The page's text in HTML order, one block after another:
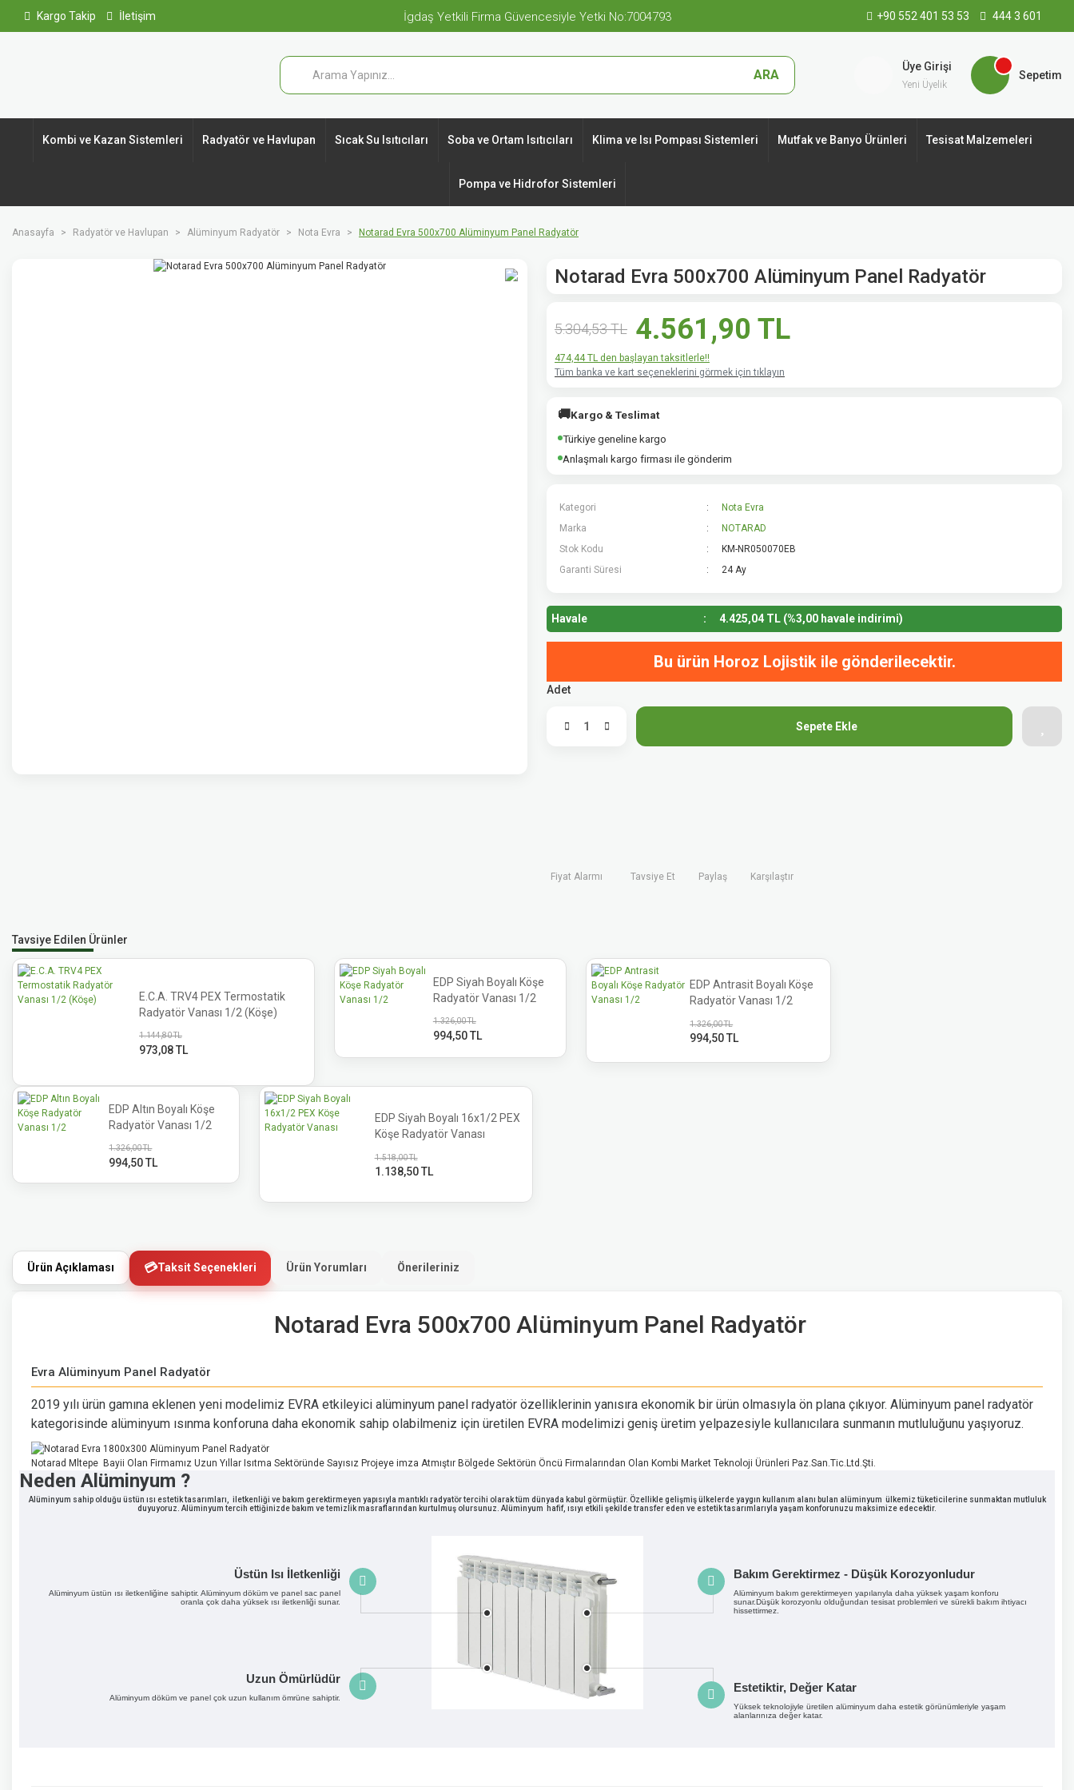
Kargo Takip İletişim İgdaş Yetkili Firma Güvencesiyle Yetki No:7004793 +90 552 401 53 53 444 3 601
ARA
Üye Girişi
Yeni Üyelik
Sepetim
Kombi ve Kazan Sistemleri Radyatör ve Havlupan Sıcak Su Isıtıcıları Soba ve Ortam Isıtıcıları Klima ve Isı Pompası Sistemleri Mutfak ve Banyo Ürünleri Tesisat Malzemeleri
Pompa ve Hidrofor Sistemleri
Anasayfa Radyatör ve Havlupan Alüminyum Radyatör Nota Evra Notarad Evra 500x700 Alüminyum Panel Radyatör
Notarad Evra 500x700 Alüminyum Panel Radyatör
5.304,53 TL 4.561,90 TL
474,44 TL den başlayan taksitlerle!!
Tüm banka ve kart seçeneklerini görmek için tıklayın
🚚Kargo & Teslimat
Türkiye geneline kargo
Anlaşmalı kargo firması ile gönderim
Kategori
Nota Evra
Marka
NOTARAD
Stok Kodu
KM-NR050070EB
Garanti Süresi
24 Ay
Havale 4.425,04 TL (%3,00 havale indirimi)
Bu ürün Horoz Lojistik ile gönderilecektir.
Adet
Sepete Ekle
Fiyat Alarmı Tavsiye Et Paylaş Karşılaştır
Tavsiye Edilen Ürünler
E.C.A. TRV4 PEX Termostatik
Radyatör Vanası 1/2 (Köşe)
1.144,80 TL
973,08 TL
EDP Siyah Boyalı Köşe
Radyatör Vanası 1/2
1.326,00 TL
994,50 TL
EDP Antrasit Boyalı Köşe
Radyatör Vanası 1/2
1.326,00 TL
994,50 TL
EDP Altın Boyalı Köşe
Radyatör Vanası 1/2
1.326,00 TL
994,50 TL
EDP Siyah Boyalı 16x1/2 PEX
Köşe Radyatör Vanası
1.518,00 TL
1.138,50 TL
Ürün Açıklaması Taksit Seçenekleri Ürün Yorumları Önerileriniz
Notarad Evra 500x700 Alüminyum Panel Radyatör
Evra Alüminyum Panel Radyatör
2019 yılı ürün gamına eklenen yeni modelimiz EVRA etkileyici alüminyum panel radyatör özelliklerinin yanısıra ekonomik bir ürün olmasıyla ön plana çıkıyor. Alüminyum panel radyatör
kategorisinde alüminyum ısınma konforuna daha ekonomik sahip olabilmeniz için üretilen EVRA modelimizi geniş üretim yelpazesiyle kullanıcılara sunmanın mutluluğunu yaşıyoruz.
Notarad Mltepe Bayii Olan Firmamız Uzun Yıllar Isıtma Sektöründe Sayısız Projeye imza Atmıştır Bölgede Sektörün Öncü Firmalarından Olan Kombi Market Teknoloji Ürünleri Paz.San.Tic.Ltd.Şti.
Neden Alüminyum ?
Alüminyum sahip olduğu üstün ısı estetik tasarımları, iletkenliği ve bakım gerektirmeyen yapısıyla mantıklı radyatör tercihi olarak tüm dünyada kabul görmüştür. Özellikle gelişmiş ülkelerde yaygın kullanım alanı bulan alüminyum ülkemiz tüketicilerine sunmaktan mutluluk
duyuyoruz. Alüminyum tercih ettiğinizde bakım ve temizlik masraflarından kurtulmuş olursunuz. Alüminyum hafif, ısıyı etkili şekilde transfer eden ve estetik tasarımlarıyla yaşam konforunuzu maksimize edecektir.

Üstün Isı İletkenliği
Alüminyum üstün ısı iletkenliğine sahiptir. Alüminyum döküm ve panel sac panel
oranla çok daha yüksek ısı iletkenliği sunar.

Uzun Ömürlüdür
Alüminyum döküm ve panel çok uzun kullanım ömrüne sahiptir.

Bakım Gerektirmez - Düşük Korozyonludur
Alüminyum bakım gerektirmeyen yapılarıyla daha yüksek yaşam konforu
sunar.Düşük korozyonlu olduğundan tesisat problemleri ve sürekli bakım ihtiyacı
hissettirmez.

Estetiktir, Değer Katar
Yüksek teknolojiyle üretilen alüminyum daha estetik görünümleriyle yaşam
alanlarınıza değer katar.